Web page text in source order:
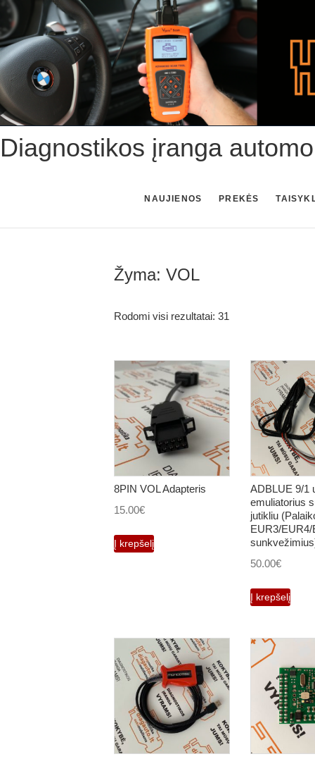
Skip
to
content
Diagnostikos įranga
NAUJIENOS PREKĖS
Žyma: VOL
Rodomi visi rezultatai: 31
8PIN VOL Adapteris
15.00€
Į krepšelį
ADBLUE 9/1
emuliatorius
jutikliu
EUR3/EUR4/
50.00€
Į krepšelį